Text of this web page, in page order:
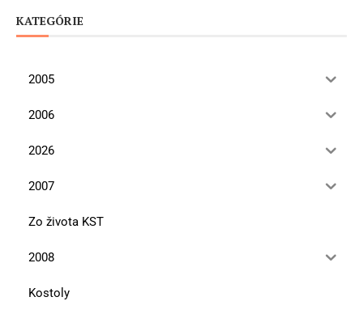
KATEGÓRIE
2005
2006
2026
2007
Zo života KST
2008
Kostoly